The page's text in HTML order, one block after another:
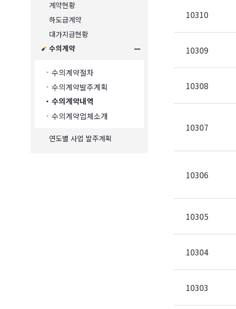
계약현황
하도급계약
대가지급현황
수의계약
수의계약절차
수의계약발주계획
수의계약내역
수의계약업체소개
연도별 사업 발주계획
10310
10309
10308
10307
10306
10305
10304
10303